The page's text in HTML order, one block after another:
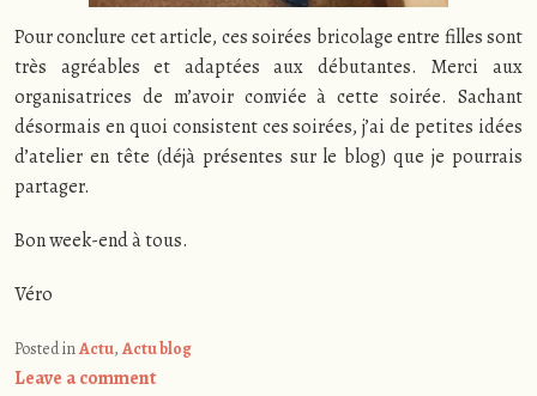
Pour conclure cet article, ces soirées bricolage entre filles sont
très agréables et adaptées aux débutantes. Merci aux
organisatrices de m’avoir conviée à cette soirée. Sachant
désormais en quoi consistent ces soirées, j’ai de petites idées
d’atelier en tête (déjà présentes sur le blog) que je pourrais
partager.
Bon week-end à tous.
Véro
Posted inActu, Actu blog
Leave a comment